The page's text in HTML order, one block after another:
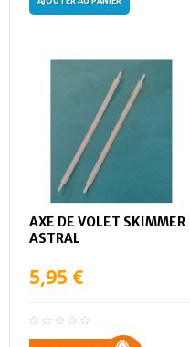
AXE DE VOLET SKIMMER
ASTRAL
5,95 €